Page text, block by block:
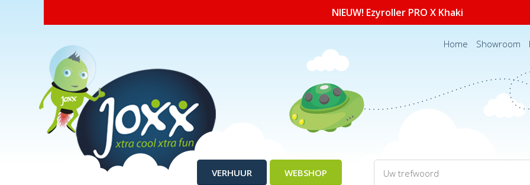
NIEUW! Ezyroller PRO X Khaki
Home Showroom
VERHUUR WEBSHOP